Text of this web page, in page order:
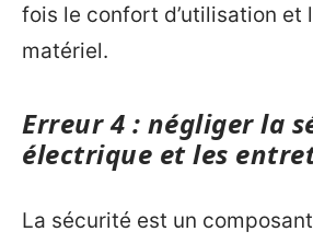
fois le confort d’utilisation et
matériel.
Erreur 4 : négliger la
électrique et les
La sécurité est un